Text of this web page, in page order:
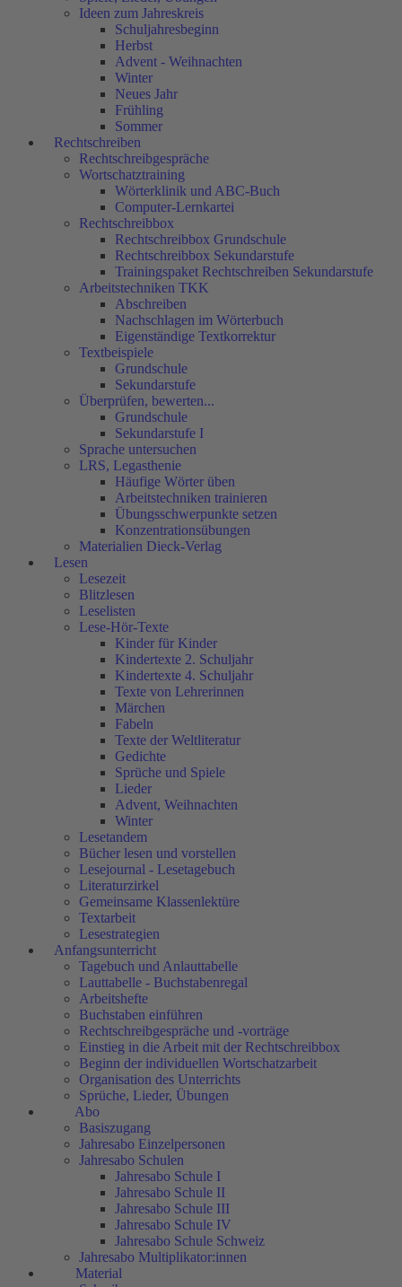
Ideen zum Jahreskreis
Schuljahresbeginn
Herbst
Advent - Weihnachten
Winter
Neues Jahr
Frühling
Sommer
Rechtschreiben
Rechtschreibgespräche
Wortschatztraining
Wörterklinik und ABC-Buch
Computer-Lernkartei
Rechtschreibbox
Rechtschreibbox Grundschule
Rechtschreibbox Sekundarstufe
Trainingspaket Rechtschreiben Sekundarstufe
Arbeitstechniken TKK
Abschreiben
Nachschlagen im Wörterbuch
Eigenständige Textkorrektur
Textbeispiele
Grundschule
Sekundarstufe
Überprüfen, bewerten...
Grundschule
Sekundarstufe I
Sprache untersuchen
LRS, Legasthenie
Häufige Wörter üben
Arbeitstechniken trainieren
Übungsschwerpunkte setzen
Konzentrationsübungen
Materialien Dieck-Verlag
Lesen
Lesezeit
Blitzlesen
Leselisten
Lese-Hör-Texte
Kinder für Kinder
Kindertexte 2. Schuljahr
Kindertexte 4. Schuljahr
Texte von Lehrerinnen
Märchen
Fabeln
Texte der Weltliteratur
Gedichte
Sprüche und Spiele
Lieder
Advent, Weihnachten
Winter
Lesetandem
Bücher lesen und vorstellen
Lesejournal - Lesetagebuch
Literaturzirkel
Gemeinsame Klassenlektüre
Textarbeit
Lesestrategien
Anfangsunterricht
Tagebuch und Anlauttabelle
Lauttabelle - Buchstabenregal
Arbeitshefte
Buchstaben einführen
Rechtschreibgespräche und -vorträge
Einstieg in die Arbeit mit der Rechtschreibbox
Beginn der individuellen Wortschatzarbeit
Organisation des Unterrichts
Sprüche, Lieder, Übungen
Abo
Basiszugang
Jahresabo Einzelpersonen
Jahresabo Schulen
Jahresabo Schule I
Jahresabo Schule II
Jahresabo Schule III
Jahresabo Schule IV
Jahresabo Schule Schweiz
Jahresabo Multiplikator:innen
Material